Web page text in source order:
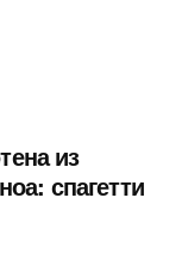
из
спагетти